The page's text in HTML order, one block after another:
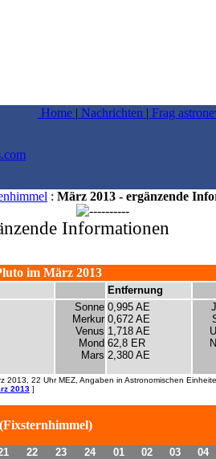
Home | Nachrichten | Frag
: März 2013 - ergänzende
Informationen
im März 2013
Entfernung
Sonne
Merkur
Venus
Mond
Mars
0,995 AE
0,672 AE
1,718 AE
62,8 ER
2,380 AE
2013, 22 Uhr MEZ, Angaben in Astronomischen
2013 ]
22 23 24 01 02 03
04